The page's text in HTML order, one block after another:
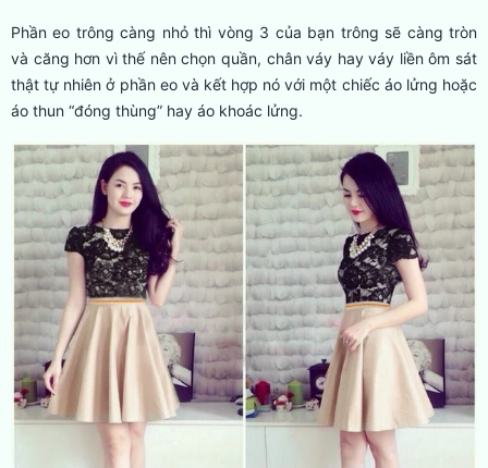
Phần eo trông càng nhỏ thì vòng 3 của bạn trông sẽ càng tròn
và căng hơn vì thế nên chọn quần, chân váy hay váy liền ôm sát
thật tự nhiên ở phần eo và kết hợp nó với một chiếc áo lửng hoặc
áo thun “đóng thùng” hay áo khoác lửng.